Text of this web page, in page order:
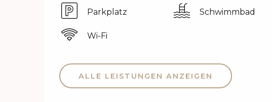
Parkplatz Schwimmbad
Wi-Fi
ALLE LEISTUNGEN ANZEIGEN